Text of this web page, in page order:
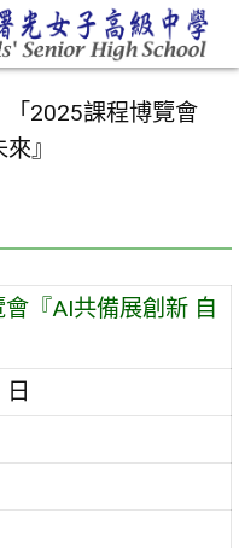
「2025課程博覽會
』
會『AI共備展創新 自